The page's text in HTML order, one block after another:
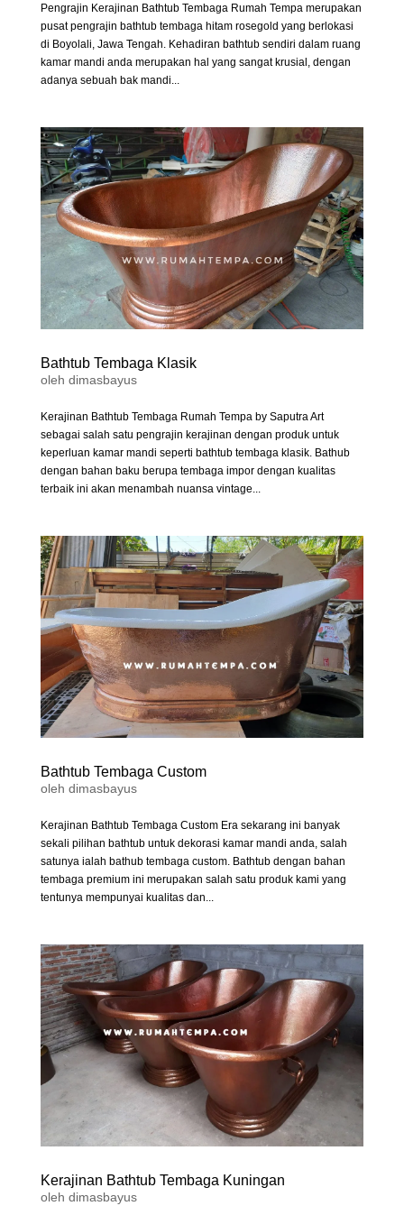
Pengrajin Kerajinan Bathtub Tembaga Rumah Tempa merupakan
pusat pengrajin bathtub tembaga hitam rosegold yang berlokasi
di Boyolali, Jawa Tengah. Kehadiran bathtub sendiri dalam ruang
kamar mandi anda merupakan hal yang sangat krusial, dengan
adanya sebuah bak mandi...
Bathtub Tembaga Klasik
oleh dimasbayus
Kerajinan Bathtub Tembaga Rumah Tempa by Saputra Art
sebagai salah satu pengrajin kerajinan dengan produk untuk
keperluan kamar mandi seperti bathtub tembaga klasik. Bathub
dengan bahan baku berupa tembaga impor dengan kualitas
terbaik ini akan menambah nuansa vintage...
Bathtub Tembaga Custom
oleh dimasbayus
Kerajinan Bathtub Tembaga Custom Era sekarang ini banyak
sekali pilihan bathtub untuk dekorasi kamar mandi anda, salah
satunya ialah bathub tembaga custom. Bathtub dengan bahan
tembaga premium ini merupakan salah satu produk kami yang
tentunya mempunyai kualitas dan...
Kerajinan Bathtub Tembaga Kuningan
oleh dimasbayus